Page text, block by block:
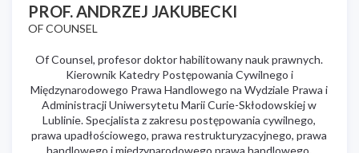
PROF. ANDRZEJ JAKUBECKI
OF COUNSEL
Of Counsel, profesor doktor habilitowany nauk prawnych.
Kierownik Katedry Postępowania Cywilnego i
Międzynarodowego Prawa Handlowego na Wydziale Prawa i
Administracji Uniwersytetu Marii Curie-Skłodowskiej w
Lublinie. Specjalista z zakresu postępowania cywilnego,
prawa upadłościowego, prawa restrukturyzacyjnego, prawa
handlowego i międzynarodowego prawa handlowego.